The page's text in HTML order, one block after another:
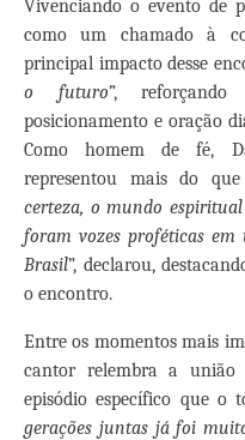
Vivenciando o evento de
como um chamado à
principal impacto desse
o futuro”,
posicionamento e oração
Como homem de fé,
representou mais do
certeza, o mundo
foram vozes proféticas
Brasil”, declarou,
o encontro.
Entre os momentos mais
cantor relembra a união
episódio específico que o
gerações juntas já foi